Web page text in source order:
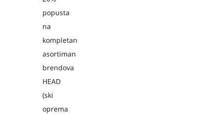
popusta
na
kompletan
asortiman
brendova
HEAD
(ski
oprema